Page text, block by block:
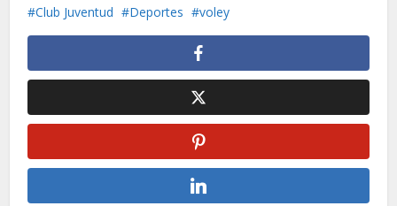
Club Juventud Deportes voley